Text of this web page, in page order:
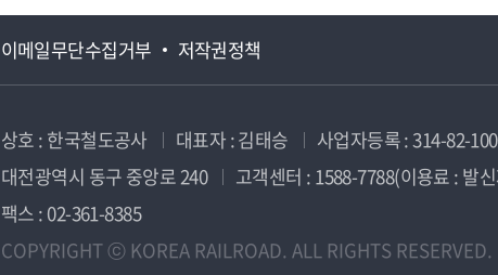
이메일무단수집거부 저작권정책
상호 : 한국철도공사 대표자 : 김태승 사업자등록 : 314-82-
대전광역시 동구 중앙로 240
고객센터 : 1588-7788(이용료 : 발
팩스 : 02-361-8385
COPYRIGHT ⓒ KOREA RAILROAD. ALL RIGHTS RESERVED.